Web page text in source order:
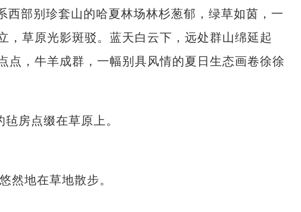
西部别珍套山的哈夏林场林杉葱郁，绿草如茵，一
，草原光影斑驳。蓝天白云下，远处群山绵延起
点，牛羊成群，一幅别具风情的夏日生态画卷徐徐